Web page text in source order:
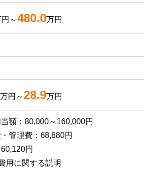
～480.0万円
万円～28.9万円
額：80,000～160,000円
管理費：68,680円
円
用に関する説明